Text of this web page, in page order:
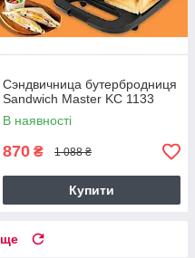
Сэндвичница бутербродниця
Sandwich Master KC 1133
В наявності
870 ₴ 1 088 ₴
Купити
ще